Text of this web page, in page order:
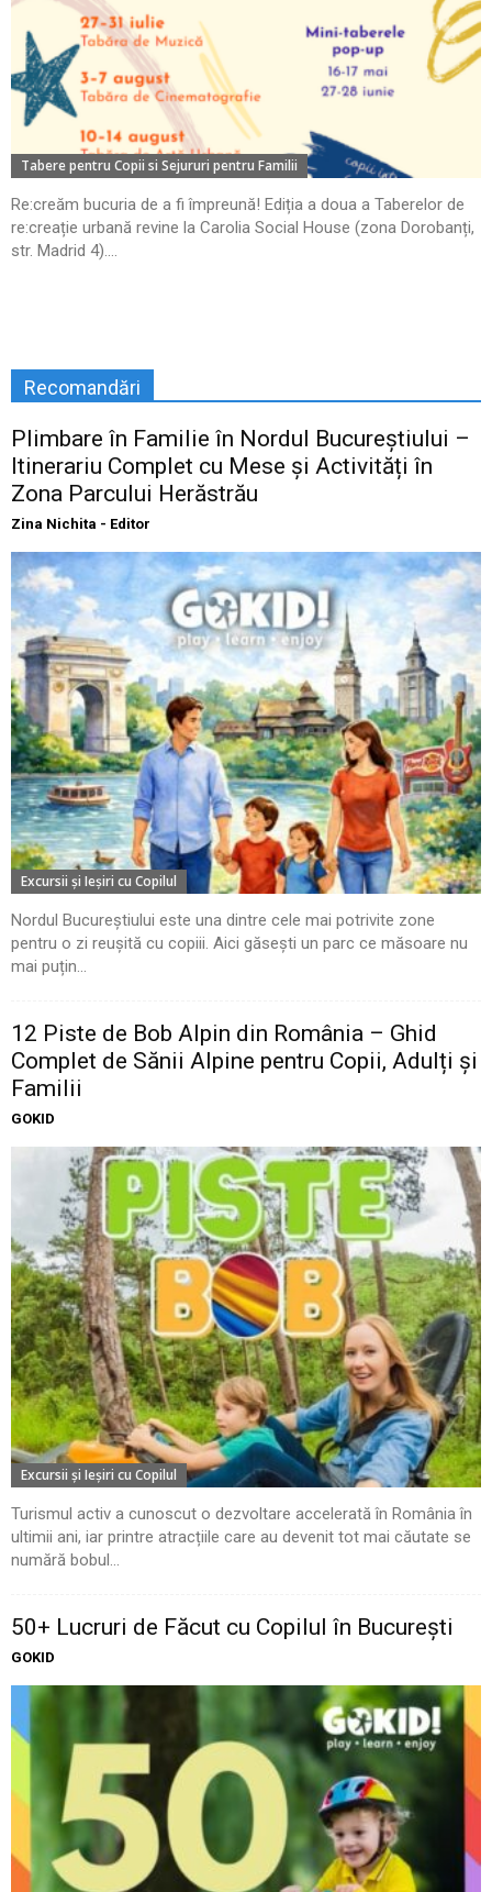
Tabere pentru Copii si Sejururi pentru Familii
Re:creăm bucuria de a fi împreună! Ediția a doua a Taberelor de
re:creație urbană revine la Carolia Social House (zona Dorobanți,
str. Madrid 4)....
Recomandări
Plimbare în Familie în Nordul Bucureștiului –
Itinerariu Complet cu Mese și Activități în
Zona Parcului Herăstrău
Zina Nichita - Editor
Excursii şi Ieşiri cu Copilul
Nordul Bucureștiului este una dintre cele mai potrivite zone
pentru o zi reușită cu copiii. Aici găsești un parc ce măsoare nu
mai puțin...
12 Piste de Bob Alpin din România – Ghid
Complet de Sănii Alpine pentru Copii, Adulți și
Familii
GOKID
Excursii şi Ieşiri cu Copilul
Turismul activ a cunoscut o dezvoltare accelerată în România în
ultimii ani, iar printre atracțiile care au devenit tot mai căutate se
numără bobul...
50+ Lucruri de Făcut cu Copilul în București
GOKID